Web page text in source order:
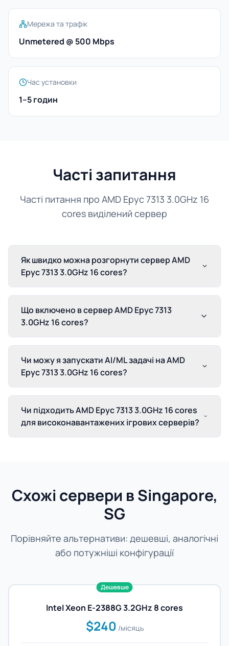
Мережа та трафік
Unmetered @ 500 Mbps
Час установки
1–5 годин
Часті запитання
Часті питання про AMD Epyc 7313 3.0GHz 16
cores виділений сервер
Як швидко можна розгорнути сервер AMD
Epyc 7313 3.0GHz 16 cores?
Що включено в сервер AMD Epyc 7313
3.0GHz 16 cores?
Чи можу я запускати AI/ML задачі на AMD
Epyc 7313 3.0GHz 16 cores?
Чи підходить AMD Epyc 7313 3.0GHz 16 cores
для високонавантажених ігрових серверів?
Схожі сервери в Singapore,
SG
Порівняйте альтернативи: дешевші, аналогічні
або потужніші конфігурації
Дешевше
Intel Xeon E-2388G 3.2GHz 8 cores
$240 /місяць